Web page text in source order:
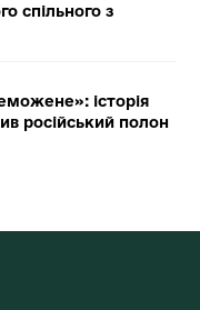
спільного з
історія
російський полон